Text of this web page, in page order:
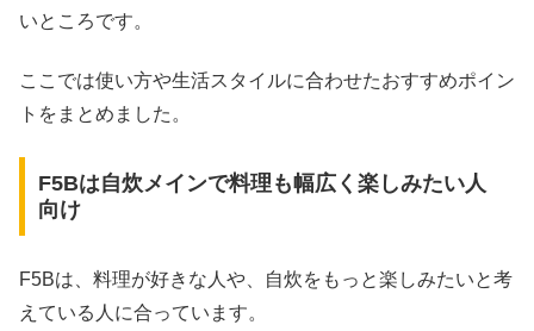
いところです。
ここでは使い方や生活スタイルに合わせたおすすめポイン
トをまとめました。
F5Bは自炊メインで料理も幅広く楽しみたい人
向け
F5Bは、料理が好きな人や、自炊をもっと楽しみたいと考
えている人に合っています。